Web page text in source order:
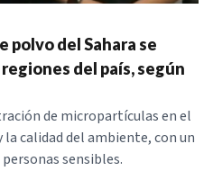
polvo del Sahara se
del país, según
de micropartículas en el
calidad del ambiente, con un
sensibles.